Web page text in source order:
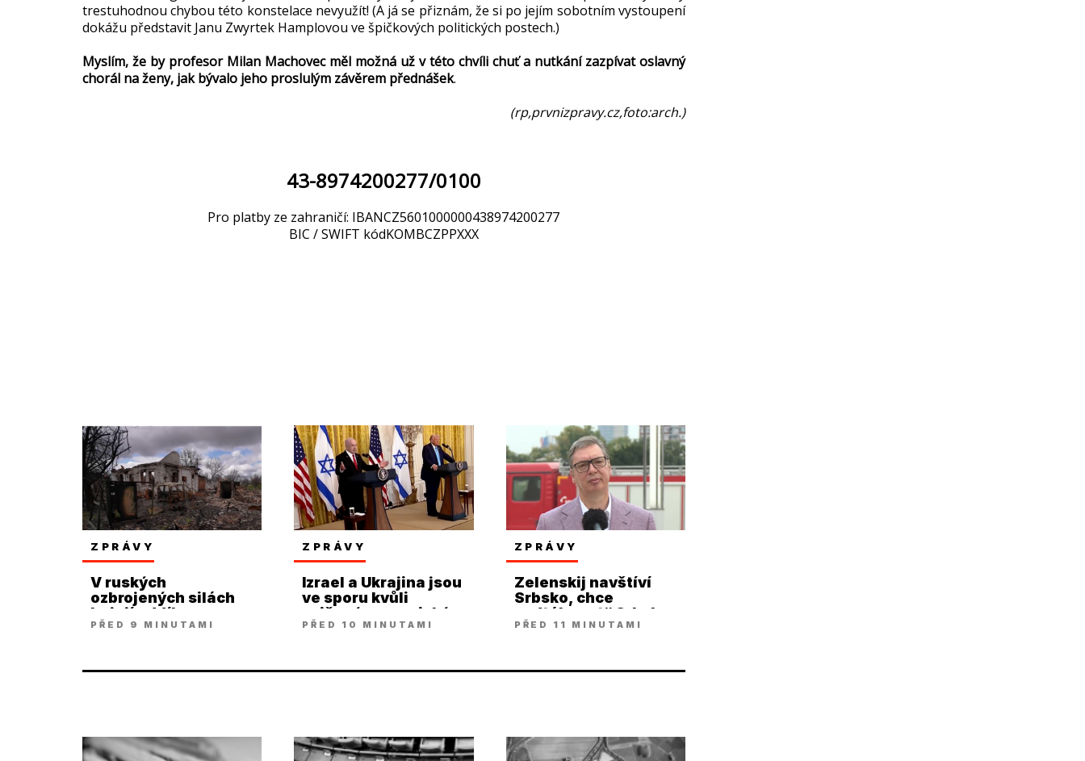
trestuhodnou chybou této konstelace nevyužít! (A já se přiznám, že si po jejím sobotním vystoupení
dokážu představit Janu Zwyrtek Hamplovou ve špičkových politických postech.)
Myslím, že by profesor Milan Machovec měl možná už v této chvíli chuť a nutkání zazpívat oslavný
chorál na ženy, jak bývalo jeho proslulým závěrem přednášek.
(rp,prvnizpravy.cz,foto:arch.)
43-8974200277/0100
Pro platby ze zahraničí: IBANCZ5601000000438974200277
BIC / SWIFT kódKOMBCZPPXXX
ZPRÁVY
V ruských
ozbrojených silách
bojují oddíly
Ukrajinců
PŘED 9 MINUTAMI
ZPRÁVY
Izrael a Ukrajina jsou
ve sporu kvůli
zničeným americkým
arzenálům
PŘED 10 MINUTAMI
ZPRÁVY
Zelenskij navštíví
Srbsko, chce
„odtáhnout“ Srbsko
od Moskvy
PŘED 11 MINUTAMI